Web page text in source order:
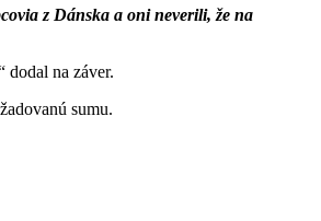
z Dánska a oni neverili, že na
dodal na záver.
sumu.